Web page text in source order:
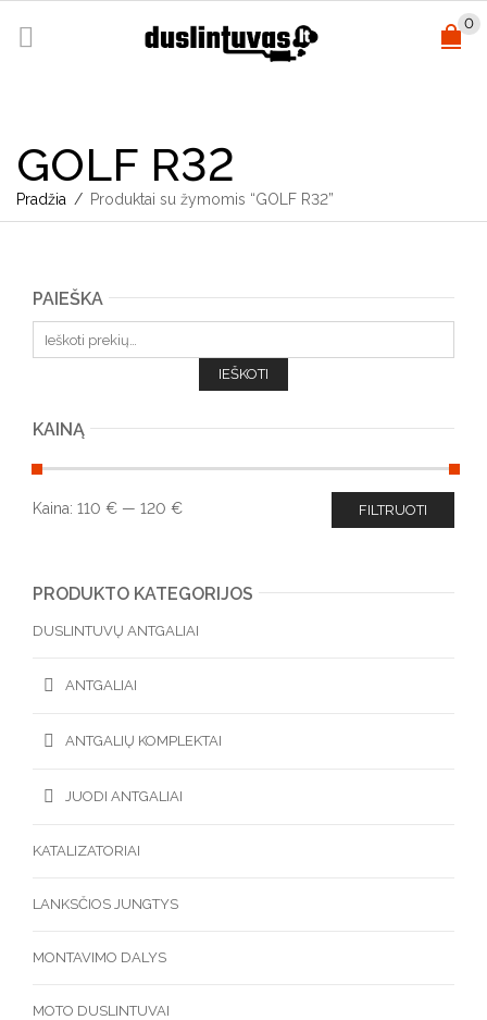
0
GOLF R32
Pradžia / Produktai su žymomis “GOLF R32”
PAIEŠKA
IEŠKOTI
KAINĄ
FILTRUOTI
Kaina: 110 € — 120 €
PRODUKTO KATEGORIJOS
DUSLINTUVŲ ANTGALIAI
ANTGALIAI
ANTGALIŲ KOMPLEKTAI
JUODI ANTGALIAI
KATALIZATORIAI
LANKSČIOS JUNGTYS
MONTAVIMO DALYS
MOTO DUSLINTUVAI